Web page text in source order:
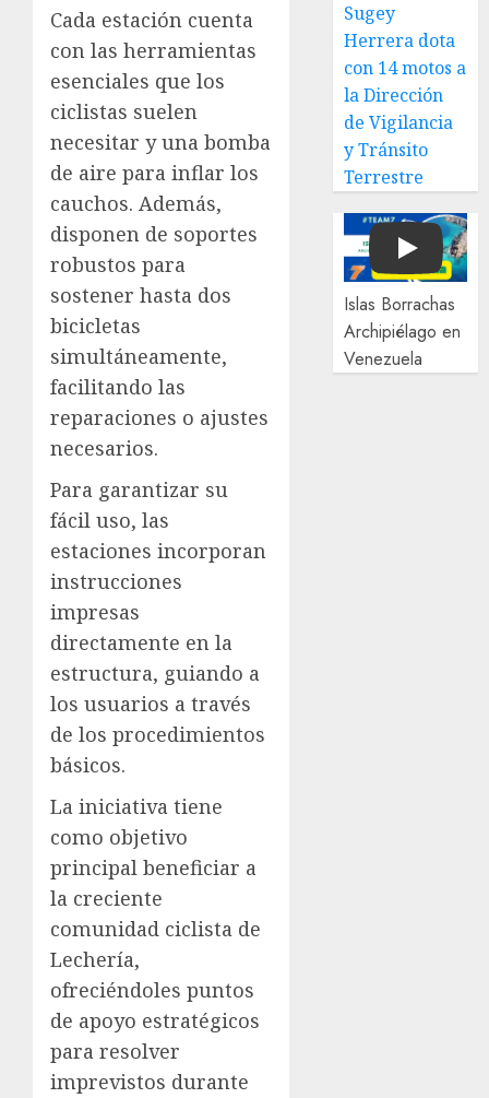
Cada estación cuenta
con las herramientas
esenciales que los
ciclistas suelen
necesitar y una bomba
de aire para inflar los
cauchos. Además,
disponen de soportes
robustos para
sostener hasta dos
bicicletas
simultáneamente,
facilitando las
reparaciones o ajustes
necesarios.
Para garantizar su
fácil uso, las
estaciones incorporan
instrucciones
impresas
directamente en la
estructura, guiando a
los usuarios a través
de los procedimientos
básicos.
La iniciativa tiene
como objetivo
principal beneficiar a
la creciente
comunidad ciclista de
Lechería,
ofreciéndoles puntos
de apoyo estratégicos
para resolver
imprevistos durante
Sugey
Herrera dota
con 14 motos a
la Dirección
de Vigilancia
y Tránsito
Terrestre
Play
Islas Borrachas
Archipiélago en
Venezuela